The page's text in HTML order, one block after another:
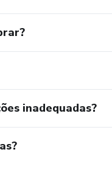
inadequadas?